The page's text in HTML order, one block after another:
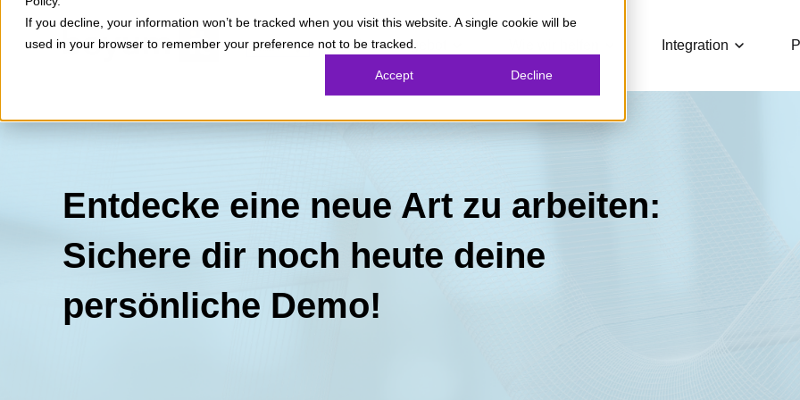
If you decline, your information won’t be tracked when you visit this website. A single cookie will be
used in your browser to remember your preference not to be tracked.
Accept Decline
Deutsch Unser Angebot Show submenu for Unser AngebotShow submenu for Wie wir
Integration Show
Entdecke eine neue Art zu arbeiten:
Sichere dir noch heute deine
persönliche Demo!